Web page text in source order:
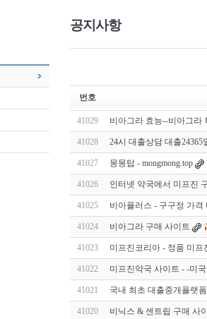
공지사항
번호
41029 비아그라 효능--비아그라
41028 24시 대출상담 대출
41027 몽몽탑 - mongmong.top
41026 인터넷 약국에서 미프진
41025 비아플러스 - 구구정 가
41024 비아그라 구매 사이트
41023 미프진코리아 - 정품 미프
41022 미프진약국 사이트 - -미
41021 국내 최초 대출중개플랫
41020 비닉스 & 센트립 구매 사